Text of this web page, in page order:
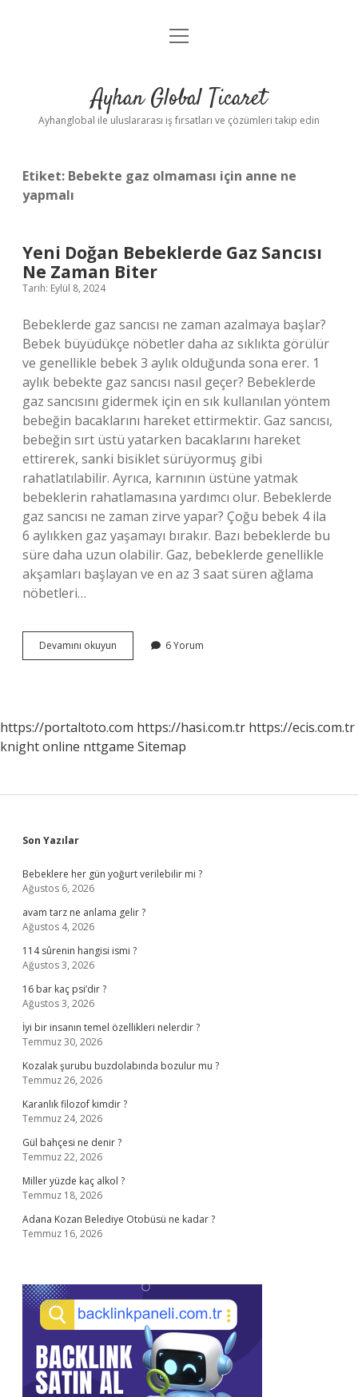
Anasayfa
Yasal Uyarı
menüyü
Ayhan Global Ticaret
Ayhanglobal ile uluslararası iş fırsatları ve çözümleri takip edin
Etiket: Bebekte gaz olmaması için anne ne
yapmalı
Yeni Doğan Bebeklerde Gaz Sancısı
Ne Zaman Biter
Tarih: Eylül 8, 2024
Bebeklerde gaz sancısı ne zaman azalmaya başlar?
Bebek büyüdükçe nöbetler daha az sıklıkta görülür
ve genellikle bebek 3 aylık olduğunda sona erer. 1
aylık bebekte gaz sancısı nasıl geçer? Bebeklerde
gaz sancısını gidermek için en sık kullanılan yöntem
bebeğin bacaklarını hareket ettirmektir. Gaz sancısı,
bebeğin sırt üstü yatarken bacaklarını hareket
ettirerek, sanki bisiklet sürüyormuş gibi
rahatlatılabilir. Ayrıca, karnının üstüne yatmak
bebeklerin rahatlamasına yardımcı olur. Bebeklerde
gaz sancısı ne zaman zirve yapar? Çoğu bebek 4 ila
6 aylıkken gaz yaşamayı bırakır. Bazı bebeklerde bu
süre daha uzun olabilir. Gaz, bebeklerde genellikle
akşamları başlayan ve en az 3 saat süren ağlama
nöbetleri…
Devamını okuyun
Doğan
Zaman
Biter
6 Yorum
https://portaltoto.com https://hasi.com.tr https://ecis.com.tr
knight online nttgame Sitemap
Sidebar
Son Yazılar
Bebeklere her gün yoğurt verilebilir mi ?
Ağustos 6, 2026
avam tarz ne anlama gelir ?
Ağustos 4, 2026
114 sûrenin hangisi ismi ?
Ağustos 3, 2026
16 bar kaç psi’dir ?
Ağustos 3, 2026
İyi bir insanın temel özellikleri nelerdir ?
Temmuz 30, 2026
Kozalak şurubu buzdolabında bozulur mu ?
Temmuz 26, 2026
Karanlık filozof kimdir ?
Temmuz 24, 2026
Gül bahçesi ne denir ?
Temmuz 22, 2026
Miller yüzde kaç alkol ?
Temmuz 18, 2026
Adana Kozan Belediye Otobüsü ne kadar ?
Temmuz 16, 2026